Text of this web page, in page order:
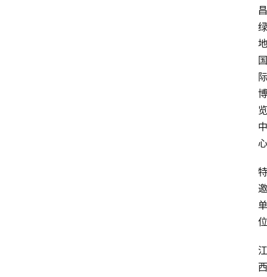
昌
绿
地
国
际
博
览
中
心
特
邀
单
位
江
西